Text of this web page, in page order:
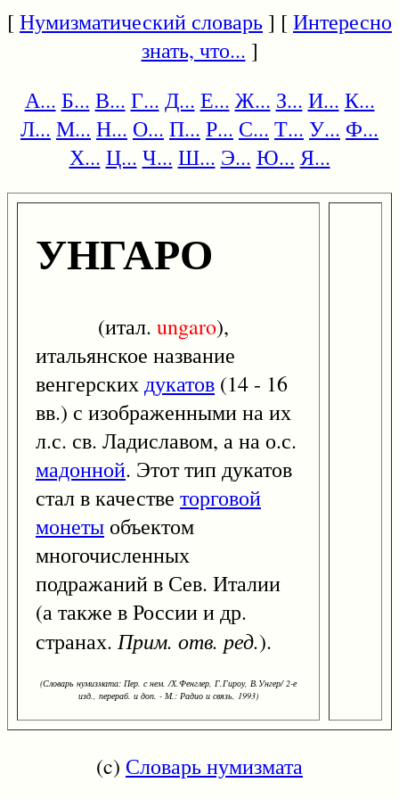
[Нумизматический словарь] [Интересно
знать, что... ]
А... Б... В... Г... Д... Е... Ж... З... И... К...
Л... М... Н... О... П... Р... С... Т... У... Ф...
Х... Ц... Ч... Ш... Э... Ю... Я...
УНГАРО
(итал. ungaro),
итальянское название
венгерскихдукатов (14 - 16
вв.) с изображенными на их
л.с. св. Ладиславом, а на о.с.
мадонной. Этот тип дукатов
стал в качестве торговой
монеты объектом
многочисленных
подражаний в Сев. Италии
(а также в России и др.
странах. Прим. отв. ред.).
(Словарь нумизмата: Пер. с нем. /Х.Фенглер, Г.Гироу, В.Унгер/ 2-е
изд., перераб. и доп. - М.: Радио и связь, 1993)
(c) Словарь нумизмата